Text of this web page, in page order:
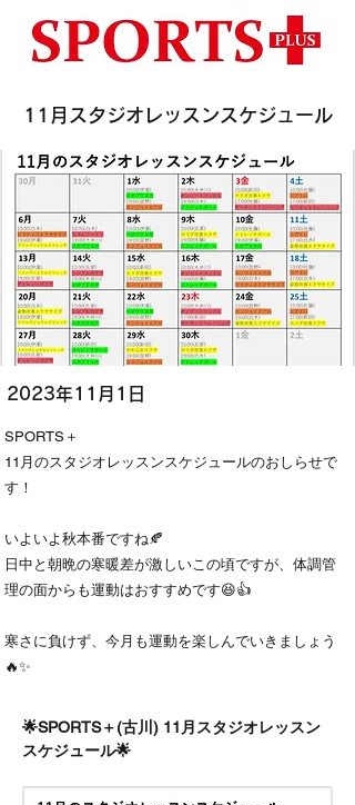
11月スタジオレッスンスケジュール
2023年11月1日
SPORTS＋
11月のスタジオレッスンスケジュールのおしらせで
す！
いよいよ秋本番ですね🍂
日中と朝晩の寒暖差が激しいこの頃ですが、体調管
理の面からも運動はおすすめです😆👍
寒さに負けず、今月も運動を楽しんでいきましょう
🔥✨
🌟SPORTS＋(古川) 11月スタジオレッスン
スケジュール🌟